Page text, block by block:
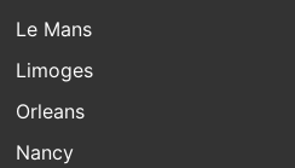
Le Mans
Limoges
Orleans
Nancy